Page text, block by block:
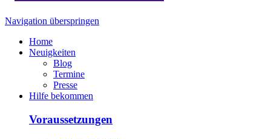
Navigation überspringen
Home
Neuigkeiten
Blog
Termine
Presse
Hilfe bekommen
Voraussetzungen